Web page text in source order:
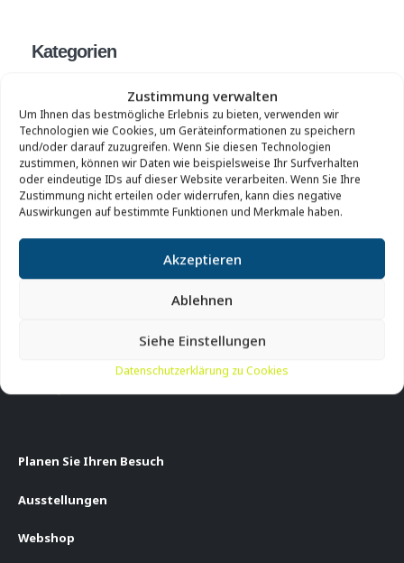
Zustimmung verwalten
Um Ihnen das bestmögliche Erlebnis zu bieten, verwenden wir
Technologien wie Cookies, um Geräteinformationen zu speichern
und/oder darauf zuzugreifen. Wenn Sie diesen Technologien
zustimmen, können wir Daten wie beispielsweise Ihr Surfverhalten
oder eindeutige IDs auf dieser Website verarbeiten. Wenn Sie Ihre
Zustimmung nicht erteilen oder widerrufen, kann dies negative
Auswirkungen auf bestimmte Funktionen und Merkmale haben.
Akzeptieren
Ablehnen
Siehe Einstellungen
Datenschutzerklärung zu Cookies
Kategorien
hanstholm@museumthy.dk
Molevej 29, 7730 Hanstholm, Dänemark
Planen Sie Ihren Besuch
Ausstellungen
Webshop